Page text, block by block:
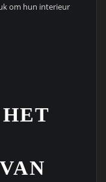
om hun interieur